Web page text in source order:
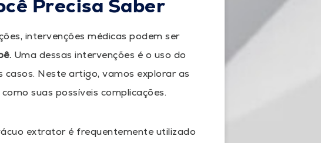
Precisa Saber
intervenções médicas podem ser
Uma dessas intervenções é o uso do
Neste artigo, vamos explorar as
suas possíveis complicações.
extrator é frequentemente utilizado